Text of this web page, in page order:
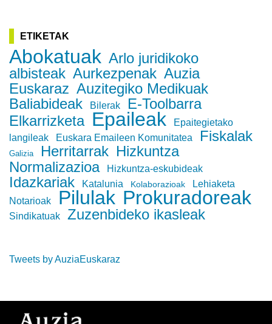
ETIKETAK
Abokatuak Arlo juridikoko
albisteak Aurkezpenak Auzia
Euskaraz Auzitegiko Medikuak
Baliabideak
Bilerak
E-Toolbarra
Elkarrizketa Epaileak
Epaitegietako
langileak
Euskara Emaileen Komunitatea Fiskalak
Galizia Herritarrak Hizkuntza
Normalizazioa
Hizkuntza-eskubideak
Idazkariak Katalunia Kolaborazioak
Lehiaketa
Notarioak
Pilulak Prokuradoreak
Sindikatuak Zuzenbideko ikasleak
Tweets by AuziaEuskaraz